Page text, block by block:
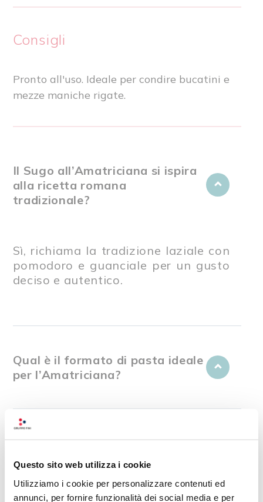
Questo sito web utilizza i cookie
Utilizziamo i cookie per personalizzare contenuti ed
annunci, per fornire funzionalità dei social media e per
Consigli
Pronto all'uso. Ideale per condire bucatini e
mezze maniche rigate.
Il Sugo all’Amatriciana si ispira
alla ricetta romana
tradizionale?
Sì, richiama la tradizione laziale con
pomodoro e guanciale per un gusto
deciso e autentico.
Qual è il formato di pasta ideale
per l’Amatriciana?
Il Sugo all’Amatriciana è già